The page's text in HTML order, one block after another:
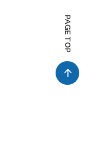
PAGE TOP